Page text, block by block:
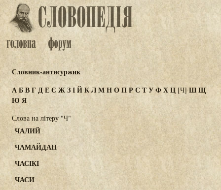
Словник-антисуржик
АБВГДЕЄ ЖЗІЙКЛМНОПР СТУФХЦ [Ч]ШЩ
Ю Я
Слова на літеру "Ч"
ЧАЛИЙ
ЧАМАЙДАН
ЧАСІКІ
ЧАСИ